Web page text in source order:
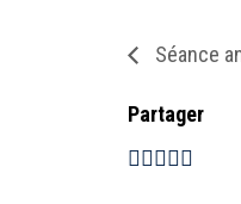
Séance
Partager